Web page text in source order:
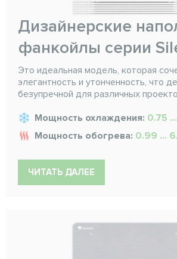
Дизайнерские
фанкойлы серии
Это идеальная модель, которая
элегантность и утонченность, что
безупречной для различных
Мощность охлаждения: 0.75
Мощность обогрева: 0.99 ...
ЧИТАТЬ ДАЛЕЕ